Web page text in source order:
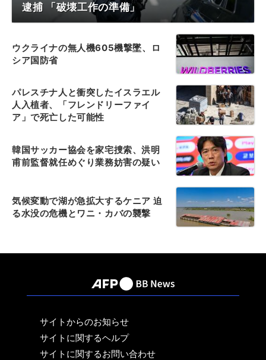
逮捕 「破壊工作の準備」
ウクライナの無人機605機撃墜、ロ
シア国防省
パレスチナ人と衝突したイスラエル
人入植者、「フレンドリーファイ
ア」で死亡した可能性
韓国サッカー協会を家宅捜索、洪明
甫前監督就任めぐり業務妨害の疑い
気候変動で湖が急拡大するケニア 迫
る水没の危機とワニ・カバの襲撃
サイトからのお知らせ
サイトに関するヘルプ
サイトに関するお問い合わせ